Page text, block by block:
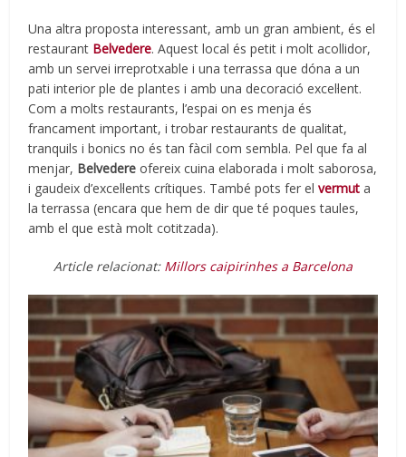
Una altra proposta interessant, amb un gran ambient, és el
restaurant Belvedere. Aquest local és petit i molt acollidor,
amb un servei irreprotxable i una terrassa que dóna a un
pati interior ple de plantes i amb una decoració excel·lent.
Com a molts restaurants, l’espai on es menja és
francament important, i trobar restaurants de qualitat,
tranquils i bonics no és tan fàcil com sembla. Pel que fa al
menjar, Belvedere ofereix cuina elaborada i molt saborosa,
i gaudeix d’excel·lents crítiques. També pots fer elvermut a
la terrassa (encara que hem de dir que té poques taules,
amb el que està molt cotitzada).
Article relacionat: Millors caipirinhes a Barcelona